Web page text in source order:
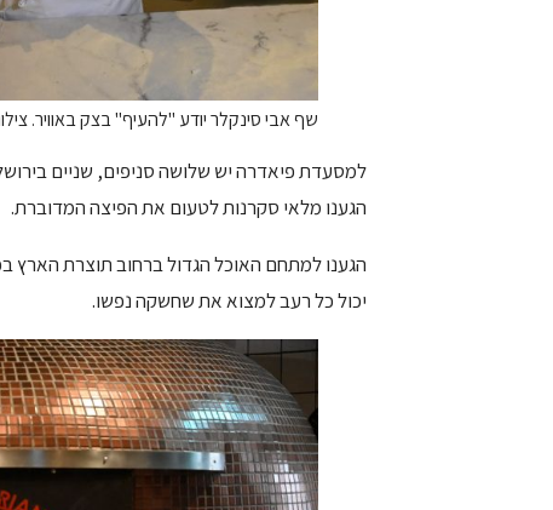
שף אבי סינקלר יודע "להעיף" בצק באוויר.
למסעדת פיאדרה יש שלושה סניפים, שניים
הגענו מלאי סקרנות לטעום את הפיצה המדוברת.
הגענו למתחם האוכל הגדול ברחוב תוצרת הארץ
יכול כל רעב למצוא את שחשקה נפשו.